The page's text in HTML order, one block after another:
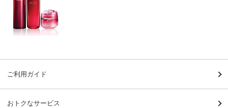
ご利用ガイド
おトクなサービス